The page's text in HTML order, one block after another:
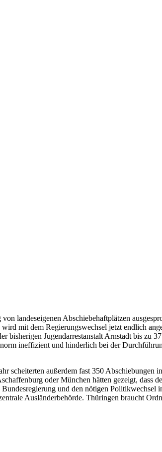
landeseigenen Abschiebehaftplätzen
mit dem Regierungswechsel jetzt endlich
Jugendarrestanstalt Arnstadt bis zu
ineffizient und hinderlich bei der
scheiterten außerdem fast 350 Abschiebungen
oder München hätten gezeigt, dass
und den nötigen
Ausländerbehörde. Thüringen braucht